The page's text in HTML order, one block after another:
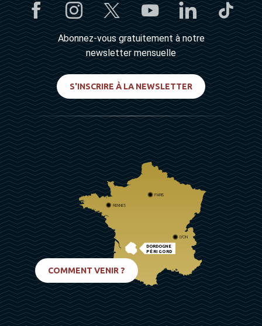
Abonnez-vous gratuitement à notre
newsletter mensuelle
S'INSCRIRE À LA NEWSLETTER
DORDOGNE
PÉRIGORD
PARIS
RENNES
LYON
COMMENT VENIR ?